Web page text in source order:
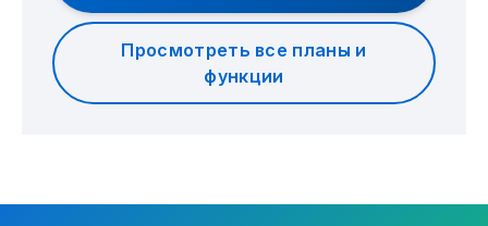
Просмотреть все планы и
функции